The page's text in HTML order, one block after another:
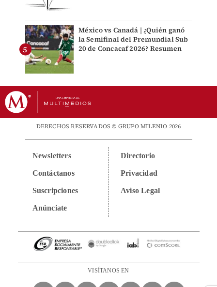
México vs Canadá | ¿Quién ganó
la Semifinal del Premundial Sub
20 de Concacaf 2026? Resumen
DERECHOS RESERVADOS © GRUPO MILENIO 2026
Newsletters
Contáctanos
Suscripciones
Anúnciate
Directorio
Privacidad
Aviso Legal
VISÍTANOS EN